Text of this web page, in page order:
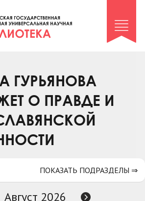
и сельдерей»
архив»
ГУРЬЯНОВА
О ПРАВДЕ И
ПОКАЗАТЬ ПОДРАЗДЕЛЫ ⇒
Август 2026